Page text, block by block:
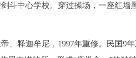
斗中心学校。穿过操场，一座红
、释迦牟尼，1997年重修。民国9